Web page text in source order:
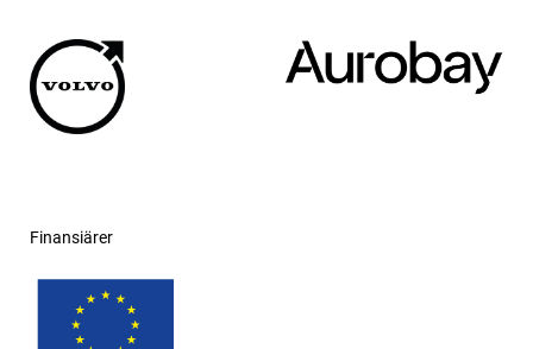
Finansiärer